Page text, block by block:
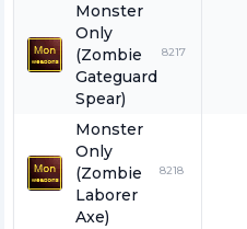
Monster
Only
(Zombie
Gateguard
Spear)
8217
Monster
Only
(Zombie
Laborer
Axe)
8218